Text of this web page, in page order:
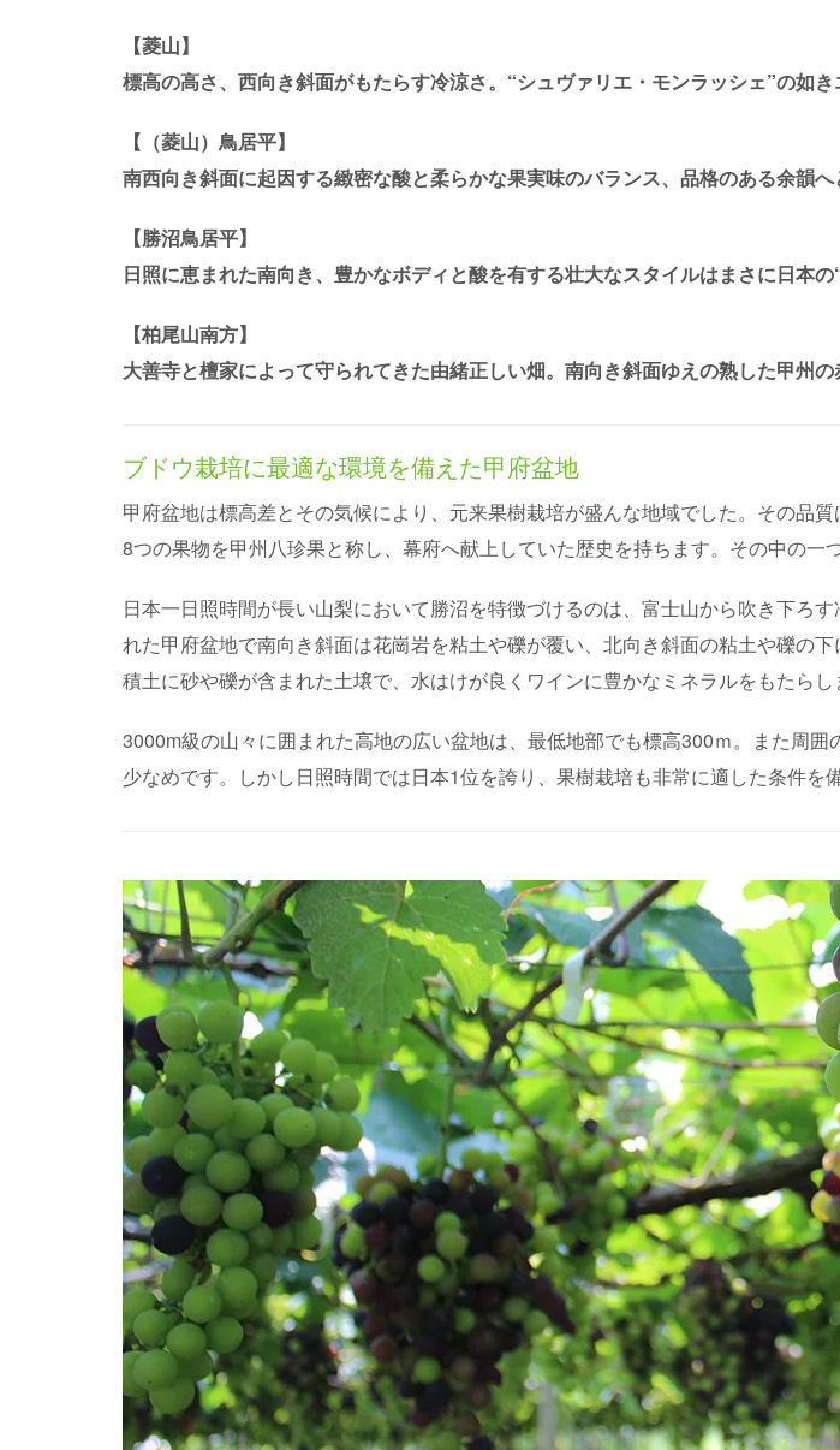
【菱山】
標高の高さ、西向き斜面がもたらす冷涼さ。“シュヴァリエ・モンラッシェ”の如
【（菱山）鳥居平】
南西向き斜面に起因する緻密な酸と柔らかな果実味のバランス、品格のある余韻
【勝沼鳥居平】
日照に恵まれた南向き、豊かなボディと酸を有する壮大なスタイルはまさに日本の
【柏尾山南方】
大善寺と檀家によって守られてきた由緒正しい畑。南向き斜面ゆえの熟した甲州
ブドウ栽培に最適な環境を備えた甲府盆地
甲府盆地は標高差とその気候により、元来果樹栽培が盛んな地域でした。その品
8つの果物を甲州八珍果と称し、幕府へ献上していた歴史を持ちます。その中の一
日本一日照時間が長い山梨において勝沼を特徴づけるのは、富士山から吹き下ろ
れた甲府盆地で南向き斜面は花崗岩を粘土や礫が覆い、北向き斜面の粘土や礫の
積土に砂や礫が含まれた土壌で、水はけが良くワインに豊かなミネラルをもたらし
3000m級の山々に囲まれた高地の広い盆地は、最低地部でも標高300ｍ。また周
少なめです。しかし日照時間では日本1位を誇り、果樹栽培も非常に適した条件を